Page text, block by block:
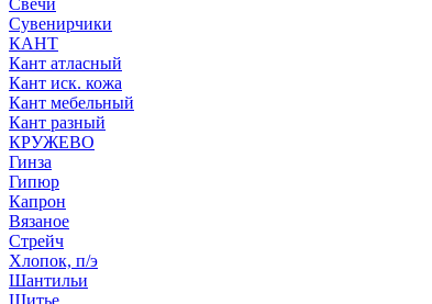
Свечи
Сувенирчики
КАНТ
Кант атласный
Кант иск. кожа
Кант мебельный
Кант разный
КРУЖЕВО
Гинза
Гипюр
Капрон
Вязаное
Стрейч
Хлопок, п/э
Шантильи
Шитье